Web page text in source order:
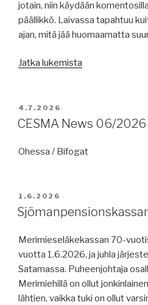
jotain, niin käydään
päällikkö. Laivassa tapahtuu
ajan, mitä jää huomaamatta
Jatka lukemista
JULKAISTU
4.7.2026
CESMA News 06/2026
Ohessa / Bifogat
JULKAISTU
1.6.2026
Merimieseläkekassan 70-
vuotta 1.6.2026, ja juhla
Satamassa. Puheenjohtaja
Merimiehillä on ollut
lähtien, vaikka tuki on ollut